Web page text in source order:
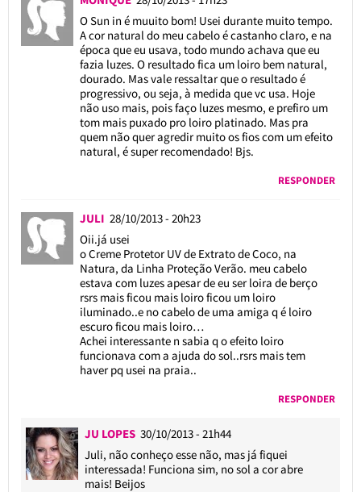
O Sun in é muuito bom! Usei durante muito tempo.
A cor natural do meu cabelo é castanho claro, e na
época que eu usava, todo mundo achava que eu
fazia luzes. O resultado fica um loiro bem natural,
dourado. Mas vale ressaltar que o resultado é
progressivo, ou seja, à medida que vc usa. Hoje
não uso mais, pois faço luzes mesmo, e prefiro um
tom mais puxado pro loiro platinado. Mas pra
quem não quer agredir muito os fios com um efeito
natural, é super recomendado! Bjs.
RESPONDER
JULI 28/10/2013 - 20h23
Oii.já usei
o Creme Protetor UV de Extrato de Coco, na
Natura, da Linha Proteção Verão. meu cabelo
estava com luzes apesar de eu ser loira de berço
rsrs mais ficou mais loiro ficou um loiro
iluminado..e no cabelo de uma amiga q é loiro
escuro ficou mais loiro…
Achei interessante n sabia q o efeito loiro
funcionava com a ajuda do sol..rsrs mais tem
haver pq usei na praia..
RESPONDER
JU LOPES 30/10/2013 - 21h44
Juli, não conheço esse não, mas já fiquei
interessada! Funciona sim, no sol a cor abre
mais! Beijos